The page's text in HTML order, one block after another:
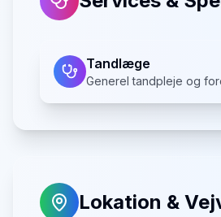
Tandlæge
Generel tandpleje og
Lokation &